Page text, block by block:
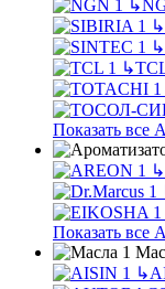
↳
↳
↳
↳
Показать все
↳
Показать все
↳